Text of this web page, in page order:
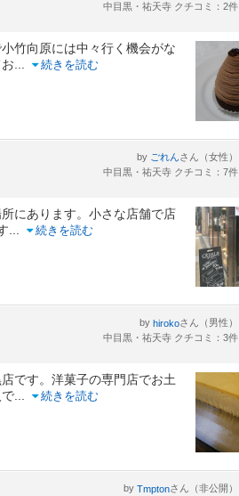
中目黒・祐天寺 クチコミ：2件
竹向原には中々行く機会がな
続きを読む
by ごれんさん（女性）
中目黒・祐天寺 クチコミ：7件
にあります。小さな店舗で店
続きを読む
by hirokoさん（男性）
中目黒・祐天寺 クチコミ：3件
です。洋菓子の専門店でお土
続きを読む
by Tmptonさん（非公開）